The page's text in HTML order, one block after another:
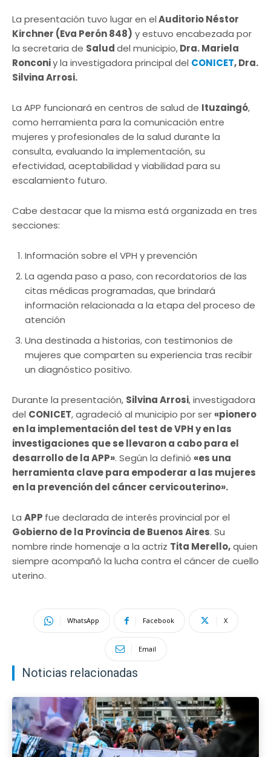
La presentación tuvo lugar en elAuditorio Néstor
Kirchner (Eva Perón 848) y estuvo encabezada por
la secretaria de Saluddel municipio,Dra. Mariela
Ronconiy la investigadora principal del CONICET, Dra.
Silvina Arrosi.
La APP funcionará en centros de salud de Ituzaingó,
como herramienta para la comunicación entre
mujeres y profesionales de la salud durante la
consulta, evaluando la implementación, su
efectividad, aceptabilidad y viabilidad para su
escalamiento futuro.
Cabe destacar que la misma está organizada en tres
secciones:
Información sobre el VPH y prevención
La agenda paso a paso, con recordatorios de las
citas médicas programadas, que brindará
información relacionada a la etapa del proceso de
atención
Una destinada a historias, con testimonios de
mujeres que comparten su experiencia tras recibir
un diagnóstico positivo.
Durante la presentación, Silvina Arrosi, investigadora
del CONICET, agradeció al municipio por ser «pionero
en la implementación del test de VPH y en las
investigaciones que se llevaron a cabo para el
desarrollo de la APP». Según la definió «es una
herramienta clave para empoderar a las mujeres
en la prevención del cáncer cervicouterino».
La APP fue declarada de interés provincial por el
Gobierno de la Provincia de Buenos Aires. Su
nombre rinde homenaje a la actriz Tita Merello,quien
siempre acompañó la lucha contra el cáncer de cuello
uterino.
WhatsApp Facebook X
Email
Noticias relacionadas